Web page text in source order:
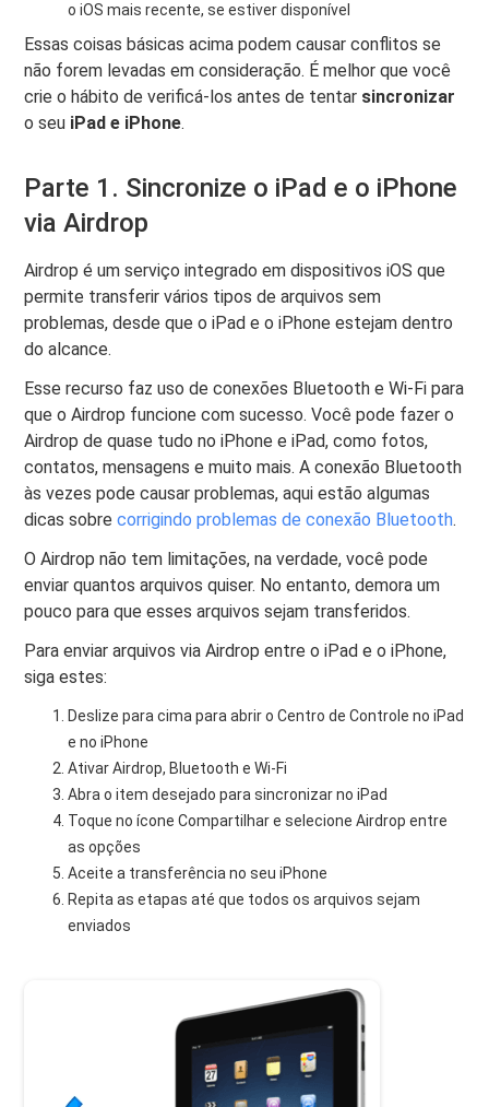
o iOS mais recente, se estiver disponível
Essas coisas básicas acima podem causar conflitos se
não forem levadas em consideração. É melhor que você
crie o hábito de verificá-los antes de tentar sincronizar
o seu iPad e iPhone.
Parte 1. Sincronize o iPad e o iPhone
via Airdrop
Airdrop é um serviço integrado em dispositivos iOS que
permite transferir vários tipos de arquivos sem
problemas, desde que o iPad e o iPhone estejam dentro
do alcance.
Esse recurso faz uso de conexões Bluetooth e Wi-Fi para
que o Airdrop funcione com sucesso. Você pode fazer o
Airdrop de quase tudo no iPhone e iPad, como fotos,
contatos, mensagens e muito mais. A conexão Bluetooth
às vezes pode causar problemas, aqui estão algumas
dicas sobrecorrigindo problemas de conexão Bluetooth.
O Airdrop não tem limitações, na verdade, você pode
enviar quantos arquivos quiser. No entanto, demora um
pouco para que esses arquivos sejam transferidos.
Para enviar arquivos via Airdrop entre o iPad e o iPhone,
siga estes:
Deslize para cima para abrir o Centro de Controle no iPad
e no iPhone
Ativar Airdrop, Bluetooth e Wi-Fi
Abra o item desejado para sincronizar no iPad
Toque no ícone Compartilhar e selecione Airdrop entre
as opções
Aceite a transferência no seu iPhone
Repita as etapas até que todos os arquivos sejam
enviados